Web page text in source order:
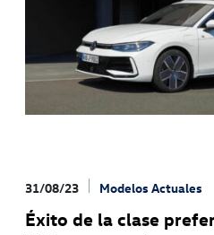
31/08/23 Modelos Actuales
Éxito de la clase